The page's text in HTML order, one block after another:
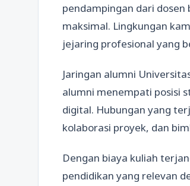
pendampingan dari
maksimal. Lingkungan
jejaring profesional yang
Jaringan alumni
alumni menempati posisi
digital. Hubungan yang
kolaborasi proyek, dan
Dengan biaya kuliah
pendidikan yang relevan